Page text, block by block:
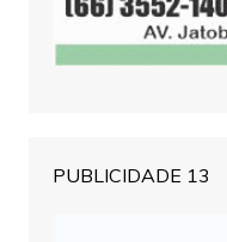
PUBLICIDADE 13